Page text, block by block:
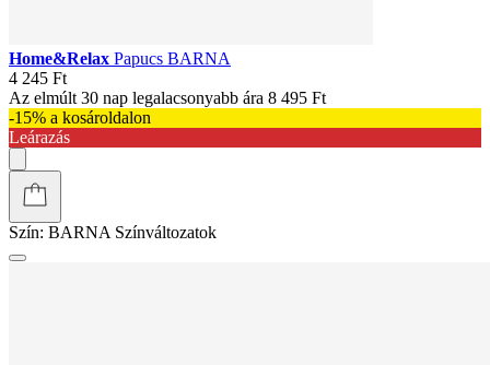
Home&Relax Papucs BARNA
4 245 Ft
Az elmúlt 30 nap legalacsonyabb ára 8 495 Ft
-15% a kosároldalon
Leárazás
Szín: BARNA Színváltozatok